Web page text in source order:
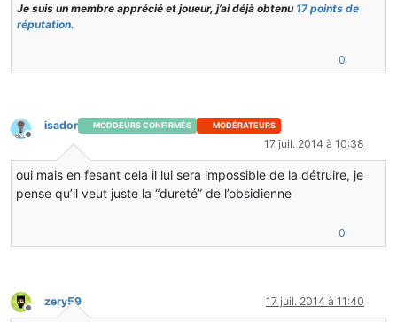
Je suis un membre apprécié et joueur, j’ai déjà obtenu 17 points de
réputation.
0
Hors-ligne
isador MODDEURS CONFIRMÉS MODÉRATEURS
17 juil. 2014 à 10:38
oui mais en fesant cela il lui sera impossible de la détruire, je
pense qu’il veut juste la “dureté” de l’obsidienne
0
Hors-ligne
zery59 17 juil. 2014 à 11:40